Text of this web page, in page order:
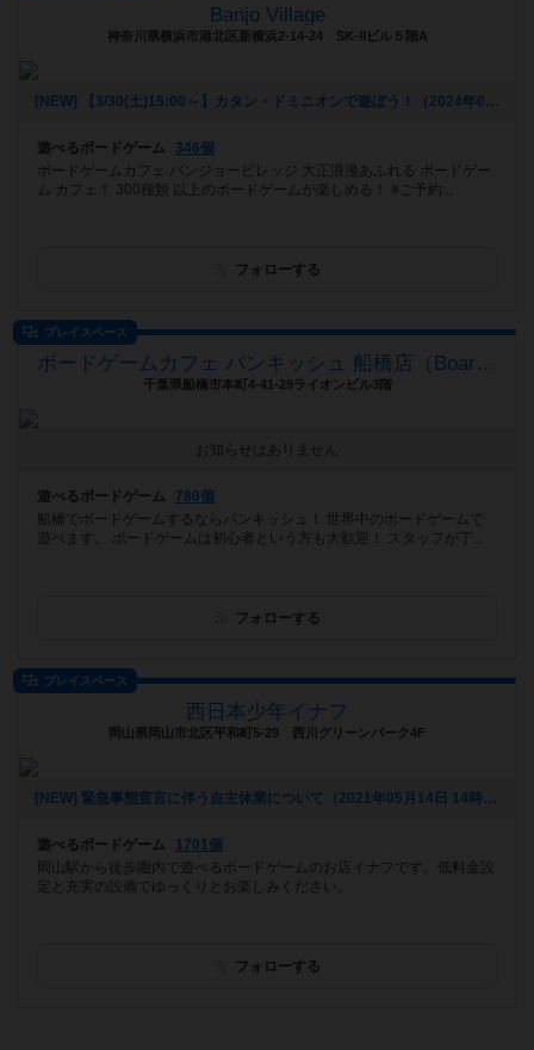
Banjo Village
神奈川県横浜市港北区新横浜2-14-24 SK‐Ⅱビル５階A
[NEW] 【3/30(土)15:00～】カタン・ドミニオンで遊ぼう！（2024年03月23日 14時37分）
遊べるボードゲーム
346個
ボードゲームカフェ バンジョービレッジ 大正浪漫あふれる ボードゲー
ム カフェ！ 300種類 以上のボードゲームが楽しめる！ ※ご予約...
フォローする
プレイスペース
ボードゲームカフェ バンキッシュ 船橋店（BoardGameCafeVANQUiSH FUNABASHI）
千葉県船橋市本町4-41-29ライオンビル3階
お知らせはありません
遊べるボードゲーム
780個
船橋でボードゲームするならバンキッシュ！ 世界中のボードゲームで
遊べます。 ボードゲームは初心者という方も大歓迎！ スタッフが丁...
フォローする
プレイスペース
西日本少年イナフ
岡山県岡山市北区平和町5-29 西川グリーンパーク4F
[NEW] 緊急事態宣言に伴う自主休業について（2021年05月14日 14時23分）
遊べるボードゲーム
1701個
岡山駅から徒歩圏内で遊べるボードゲームのお店イナフです。低料金設
定と充実の設備でゆっくりとお楽しみください。
フォローする